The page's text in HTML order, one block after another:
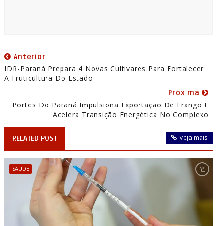
Anterior
IDR-Paraná Prepara 4 Novas Cultivares Para Fortalecer
A Fruticultura Do Estado
Próxima
Portos Do Paraná Impulsiona Exportação De Frango E
Acelera Transição Energética No Complexo
RELATED POST Veja mais
SAÚDE